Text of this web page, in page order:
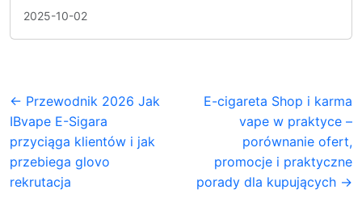
2025-10-02
← Przewodnik 2026 Jak
IBvape E-Sigara
przyciąga klientów i jak
przebiega glovo
rekrutacja
E-cigareta Shop i karma
vape w praktyce –
porównanie ofert,
promocje i praktyczne
porady dla kupujących →